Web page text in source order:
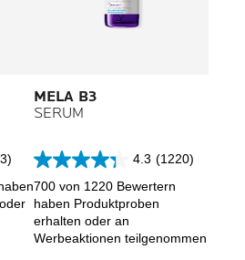
MELA B3
SERUM
4.3 (1220)
4.3
von
5
Sternen.
1220
700 von 1220 Bewertern
haben Produktproben
erhalten oder an
Werbeaktionen teilgenommen